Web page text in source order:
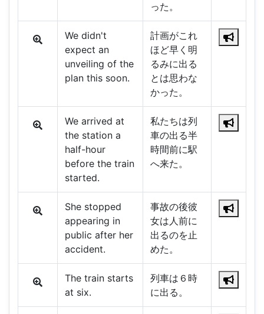
った。
We didn't
expect an
unveiling of the
plan this soon.
計画がこれ
ほど早く明
るみに出る
とは思わな
かった。
We arrived at
the station a
half-hour
before the train
started.
私たちは列
車の出る半
時間前に駅
へ来た。
She stopped
appearing in
public after her
accident.
事故の後彼
女は人前に
出るのを止
めた。
The train starts
at six.
列車は６時
に出る。